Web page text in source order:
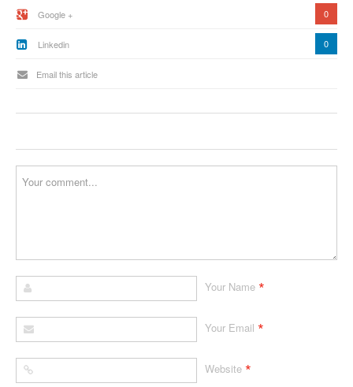
Google + 0
Linkedin 0
Email this article
Your Name *
Your Email *
Website *